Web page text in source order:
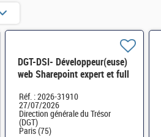
DGT-DSI- Développeur(euse)
web Sharepoint expert et full
Réf. : 2026-31910
27/07/2026
Direction générale du Trésor
(DGT)
Paris (75)